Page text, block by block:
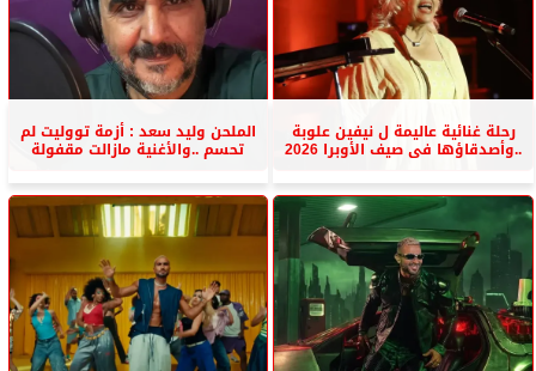
رحلة غنائية عاليمة ل نيفين علوبة
..وأصدقاؤها فى صيف الأوبرا 2026
الملحن وليد سعد : أزمة تووليت لم
تحسم ..والأغنية مازالت مقفولة